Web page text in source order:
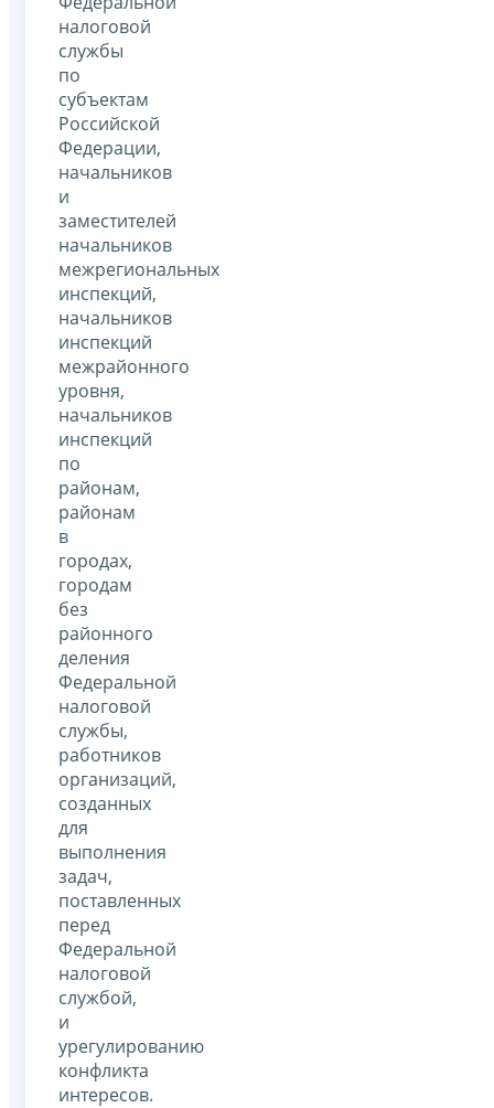
налоговой
службы
по
субъектам
Российской
Федерации,
начальников
и
заместителей
начальников
межрегиональных
инспекций,
начальников
инспекций
межрайонного
уровня,
начальников
инспекций
по
районам,
районам
в
городах,
городам
без
районного
деления
Федеральной
налоговой
службы,
работников
организаций,
созданных
для
выполнения
задач,
поставленных
перед
Федеральной
налоговой
службой,
и
урегулированию
конфликта
интересов.